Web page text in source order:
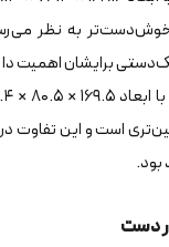
خوش‌دست‌تر به نظر
برایشان اهمیت
است و این تفاوت
بود.
دست